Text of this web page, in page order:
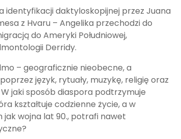
identyfikacji daktyloskopijnej przez Juana
z Hvaru – Angelika przechodzi do
do Ameryki Południowej,
Derridy.
– geograficznie nieobecne, a
język, rytuały, muzykę, religię oraz
jaki sposób diaspora podtrzymuje
kształtuje codzienne życie, a w
wojna lat 90., potrafi nawet